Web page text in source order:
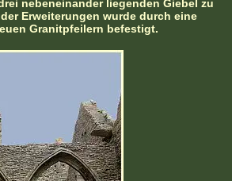
nebeneinander liegenden Giebel zu
Erweiterungen wurde durch eine
Granitpfeilern befestigt.